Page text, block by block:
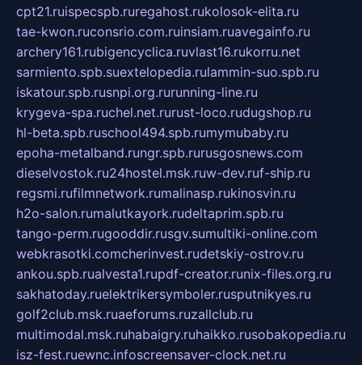
cpt21.ruispecspb.ruregahost.rukolosok-elita.ru
tae-kwon.ruconsrio.com.ruinsiam.ruavegainfo.ru
archery161.rubigencyclica.ruvlast16.rukorru.net
sarmiento.spb.suextelopedia.rulammin-suo.spb.ru
iskatour.spb.rusnpi.org.rurunning-line.ru
krygeva-spa.ruchel.net.rurust-loco.rudugshop.ru
hl-beta.spb.ruschool494.spb.rumymubaby.ru
epoha-metalband.rungr.spb.rurusgosnews.com
dieselvostok.ru24hostel.msk.ruw-dev.ruf-ship.ru
regsmi.rufilmnetwork.rumalinasp.rukinosvin.ru
h2o-salon.rumalutkayork.rudeltaprim.spb.ru
tango-perm.rugooddir.rusgv.sumultiki-online.com
webkrasotki.comcherinvest.rudetskiy-ostrov.ru
ankou.spb.rualvesta1.rupdf-creator.runix-files.org.ru
sakhatoday.ruelektrikersymboler.rusputnikyes.ru
golf2club.msk.ruaeforums.ruzallclub.ru
multimodal.msk.ruhabaigry.ruhaikko.rusobakopedia.ru
isz-fest.ruewnc.infoscreensaver-clock.net.ru